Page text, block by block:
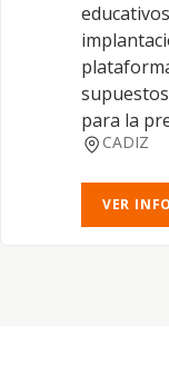
para la
CADIZ
VER